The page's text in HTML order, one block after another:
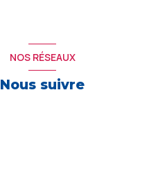
NOS RÉSEAUX
Nous suivre